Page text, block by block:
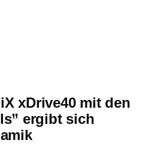
xDrive40 mit den
ergibt sich